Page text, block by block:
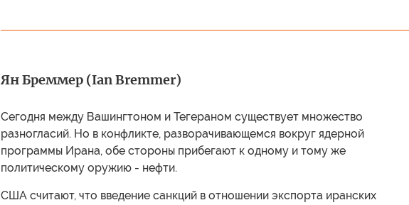
Ян Бреммер (Ian Bremmer)
Сегодня между Вашингтоном и Тегераном существует множество
разногласий. Но в конфликте, разворачивающемся вокруг ядерной
программы Ирана, обе стороны прибегают к одному и тому же
политическому оружию - нефти.
США считают, что введение санкций в отношении экспорта иранских